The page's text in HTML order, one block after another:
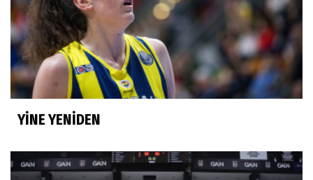
YİNE YENİDEN